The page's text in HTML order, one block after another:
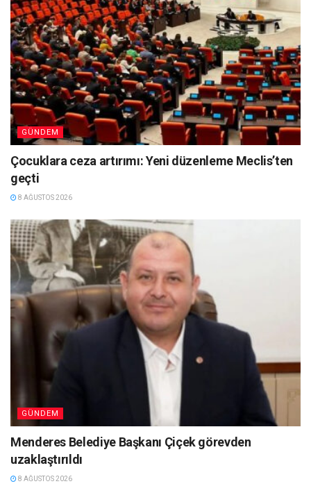
GÜNDEM
Çocuklara ceza artırımı: Yeni düzenleme Meclis’ten
geçti
8 AĞUSTOS 2026
GÜNDEM
Menderes Belediye Başkanı Çiçek görevden
uzaklaştırıldı
8 AĞUSTOS 2026